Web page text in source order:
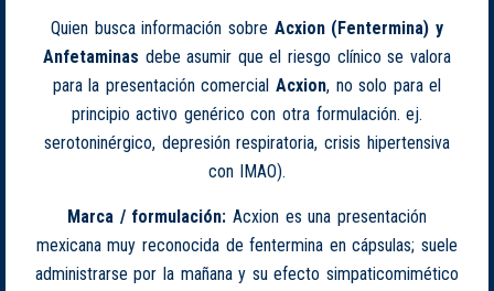
Quien busca información sobre Acxion (Fentermina) y
Anfetaminas debe asumir que el riesgo clínico se valora
para la presentación comercial Acxion, no solo para el
principio activo genérico con otra formulación. ej.
serotoninérgico, depresión respiratoria, crisis hipertensiva
con IMAO).
Marca / formulación: Acxion es una presentación
mexicana muy reconocida de fentermina en cápsulas; suele
administrarse por la mañana y su efecto simpaticomimético